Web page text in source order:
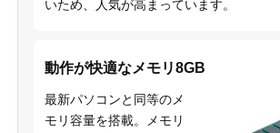
いため、人気が高まっています。
動作が快適なメモリ8GB
最新パソコンと同等のメ
モリ容量を搭載。メモリ